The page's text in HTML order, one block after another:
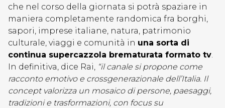
che nel corso della giornata si potrà spaziare in
maniera completamente randomica fra borghi,
sapori, imprese italiane, natura, patrimonio
culturale, viaggi e comunità in una sorta di
continua supercazzola brematurata formato tv.
In definitiva, dice Rai, “il canale si propone come
racconto emotivo e crossgenerazionale dell’Italia. Il
concept valorizza un mosaico di persone, paesaggi,
tradizioni e trasformazioni, con focus su